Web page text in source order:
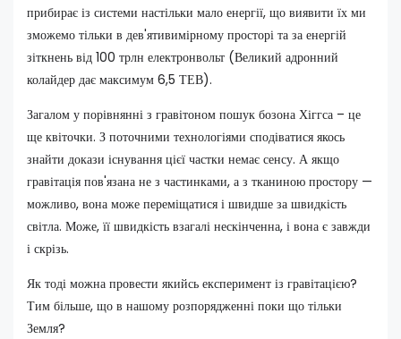
прибирає із системи настільки мало енергії, що виявити їх ми
зможемо тільки в дев'ятивимірному просторі та за енергій
зіткнень від 100 трлн електронвольт (Великий адронний
колайдер дає максимум 6,5 ТЕВ).
Загалом у порівнянні з гравітоном пошук бозона Хіггса – це
ще квіточки. З поточними технологіями сподіватися якось
знайти докази існування цієї частки немає сенсу. А якщо
гравітація пов'язана не з частинками, а з тканиною простору —
можливо, вона може переміщатися і швидше за швидкість
світла. Може, її швидкість взагалі нескінченна, і вона є завжди
і скрізь.
Як тоді можна провести якийсь експеримент із гравітацією?
Тим більше, що в нашому розпорядженні поки що тільки
Земля?